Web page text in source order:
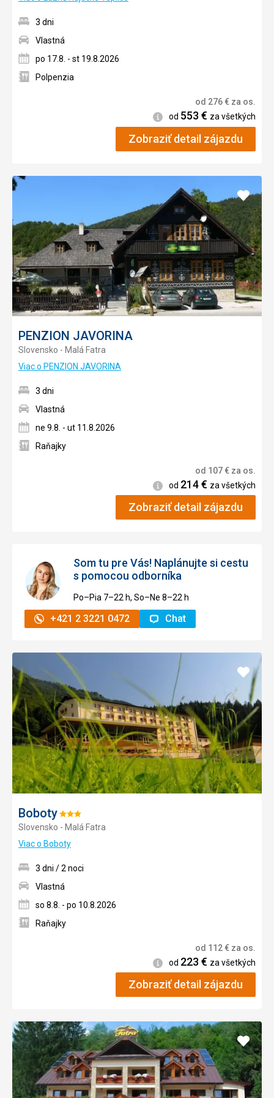
3 dni
Vlastná
po 17.8. - st 19.8.2026
Polpenzia
od 276€ za os.
Informácie
od 553 € za všetkých
Zobraziť detail zájazdu
PENZION JAVORINA
Slovensko - Malá Fatra
Viac o PENZION JAVORINA
Pridať
do
3 dni
Vlastná
ne 9.8. - ut 11.8.2026
Raňajky
od 107€ za os.
Informácie
od 214€ za všetkých
Zobraziť detail zájazdu
Som tu pre Vás! Naplánujte si cestu
s pomocou odborníka
Po–Pia 7–⁠⁠⁠⁠⁠⁠22 h, So–Ne 8–⁠⁠⁠⁠⁠⁠22 h
+421 2 3221 0472 Chat
BobotyHodnotenie:
3/5
Slovensko - Malá Fatra
Viac o Boboty
Pridať
do
3 dni / 2 noci
Vlastná
so 8.8. - po 10.8.2026
Raňajky
od 112€ za os.
Informácie
od 223 € za všetkých
Zobraziť detail zájazdu
Pridať
do